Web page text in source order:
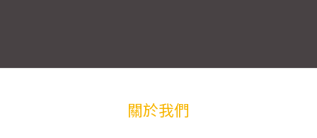
關於我們